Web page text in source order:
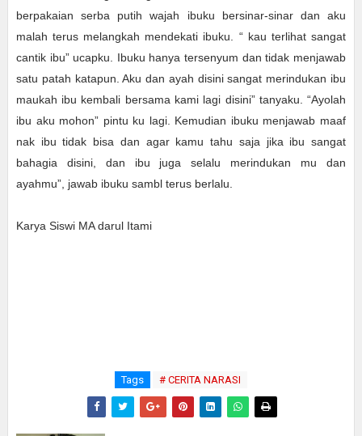
berpakaian serba putih wajah ibuku bersinar-sinar dan aku
malah terus melangkah mendekati ibuku. “ kau terlihat sangat
cantik ibu” ucapku. Ibuku hanya tersenyum dan tidak menjawab
satu patah katapun. Aku dan ayah disini sangat merindukan ibu
maukah ibu kembali bersama kami lagi disini” tanyaku. “Ayolah
ibu aku mohon” pintu ku lagi. Kemudian ibuku menjawab maaf
nak ibu tidak bisa dan agar kamu tahu saja jika ibu sangat
bahagia disini, dan ibu juga selalu merindukan mu dan
ayahmu”, jawab ibuku sambl terus berlalu.
Karya Siswi MA darul Itami
Tags # CERITA NARASI